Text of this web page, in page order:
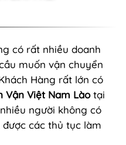
có rất nhiều doanh
muốn vận chuyển
Hàng rất lớn có
Vận Việt Nam Làotại
người không có
các thủ tục làm